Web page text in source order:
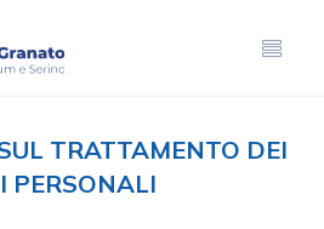
TRATTAMENTO DEI
PERSONALI